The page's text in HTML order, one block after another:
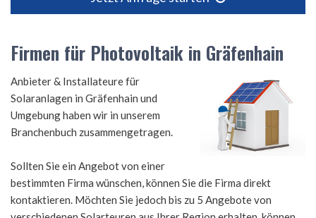
Firmen für Photovoltaik in Gräfenhain
Anbieter & Installateure für
Solaranlagen in Gräfenhain und
Umgebung haben wir in unserem
Branchenbuch zusammengetragen.
Sollten Sie ein Angebot von einer
bestimmten Firma wünschen, können Sie die Firma direkt
kontaktieren. Möchten Sie jedoch bis zu 5 Angebote von